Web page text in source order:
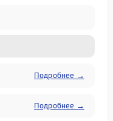
Подробнее →
Подробнее →